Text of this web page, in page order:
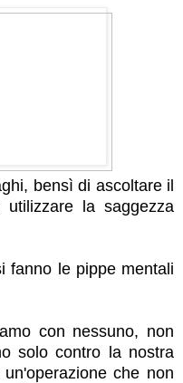
bensì di ascoltare il
la saggezza
fanno le pippe mentali
con nessuno, non
solo contro la nostra
che non